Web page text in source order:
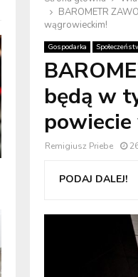
BAROMETR
wągrowieckim!
Gospodarka
będą w
Remigiusz Priebe
PODAJ DALEJ!